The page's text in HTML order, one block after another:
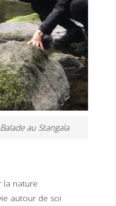
au Stangala
la nature
autour de soi